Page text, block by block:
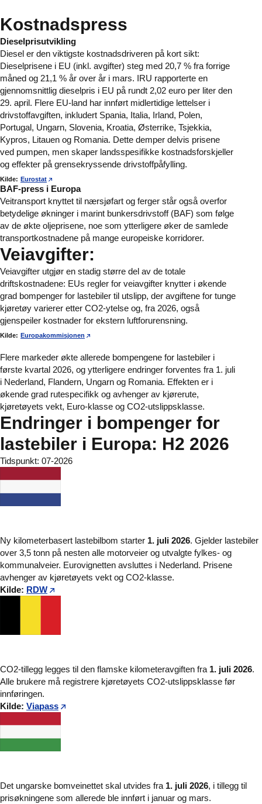
Kostnadspress
Dieselprisutvikling
Diesel er den viktigste kostnadsdriveren på kort sikt:
Dieselprisene i EU (inkl. avgifter) steg med 20,7 % fra forrige
måned og 21,1 % år over år i mars. IRU rapporterte en
gjennomsnittlig dieselpris i EU på rundt 2,02 euro per liter den
29. april. Flere EU-land har innført midlertidige lettelser i
drivstoffavgiften, inkludert Spania, Italia, Irland, Polen,
Portugal, Ungarn, Slovenia, Kroatia, Østerrike, Tsjekkia,
Kypros, Litauen og Romania. Dette demper delvis prisene
ved pumpen, men skaper landsspesifikke kostnadsforskjeller
og effekter på grensekryssende drivstoffpåfylling.
Kilde: Eurostat
BAF-press i Europa
Veitransport knyttet til nærsjøfart og ferger står også overfor
betydelige økninger i marint bunkersdrivstoff (BAF) som følge
av de økte oljeprisene, noe som ytterligere øker de samlede
transportkostnadene på mange europeiske korridorer.
Veiavgifter:
Veiavgifter utgjør en stadig større del av de totale
driftskostnadene: EUs regler for veiavgifter knytter i økende
grad bompenger for lastebiler til utslipp, der avgiftene for tunge
kjøretøy varierer etter CO2-ytelse og, fra 2026, også
gjenspeiler kostnader for ekstern luftforurensning.
Kilde: Europakommisjonen
Flere markeder økte allerede bompengene for lastebiler i
første kvartal 2026, og ytterligere endringer forventes fra 1. juli
i Nederland, Flandern, Ungarn og Romania. Effekten er i
økende grad rutespecifikk og avhenger av kjørerute,
kjøretøyets vekt, Euro-klasse og CO2-utslippsklasse.
Endringer i bompenger for
lastebiler i Europa: H2 2026
Tidspunkt: 07-2026
Ny kilometerbasert lastebilbom starter 1. juli 2026. Gjelder lastebiler
over 3,5 tonn på nesten alle motorveier og utvalgte fylkes- og
kommunalveier. Eurovignetten avsluttes i Nederland. Prisene
avhenger av kjøretøyets vekt og CO2-klasse.
Kilde: RDW
CO2-tillegg legges til den flamske kilometeravgiften fra 1. juli 2026.
Alle brukere må registrere kjøretøyets CO2-utslippsklasse før
innføringen.
Kilde: Viapass
Det ungarske bomveinettet skal utvides fra 1. juli 2026, i tillegg til
prisøkningene som allerede ble innført i januar og mars.